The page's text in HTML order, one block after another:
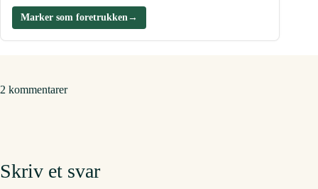
Marker som foretrukken→
2 kommentarer
Skriv et svar